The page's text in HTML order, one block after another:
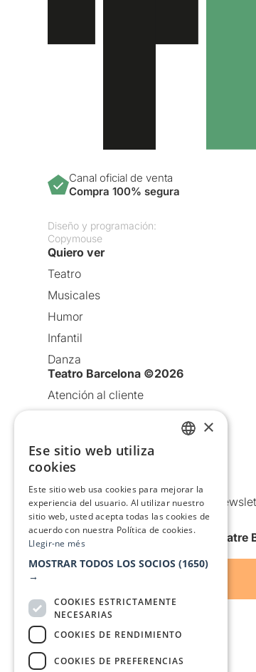
Canal oficial de venta
Compra 100% segura
Diseño y programación:
Copymouse
Quiero ver
Teatro
Musicales
Humor
Infantil
Danza
Teatro Barcelona ©2026
Atención al cliente
Política de Cookies
Comunicaciones comerciales y
Anuncia’t
Quiero recibir la newsletter de
Con el apoyo de
×
Ese sitio web utiliza
cookies
Este sitio web usa cookies para mejorar la
experiencia del usuario. Al utilizar nuestro
sitio web, usted acepta todas las cookies de
acuerdo con nuestra Política de cookies.
Llegir-ne més
MOSTRAR TODOS LOS SOCIOS (1650)
→
COOKIES ESTRICTAMENTE
NECESARIAS
COOKIES DE RENDIMIENTO
COOKIES DE PREFERENCIAS